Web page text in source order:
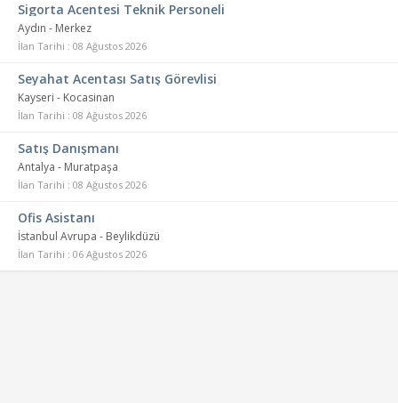
Sigorta Acentesi Teknik Personeli
Aydın - Merkez
İlan Tarihi : 08 Ağustos 2026
Seyahat Acentası Satış Görevlisi
Kayseri - Kocasinan
İlan Tarihi : 08 Ağustos 2026
Satış Danışmanı
Antalya - Muratpaşa
İlan Tarihi : 08 Ağustos 2026
Ofis Asistanı
İstanbul Avrupa - Beylikdüzü
İlan Tarihi : 06 Ağustos 2026